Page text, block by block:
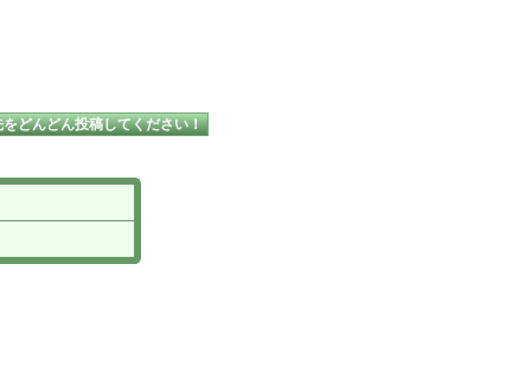
どんどん投稿してください！